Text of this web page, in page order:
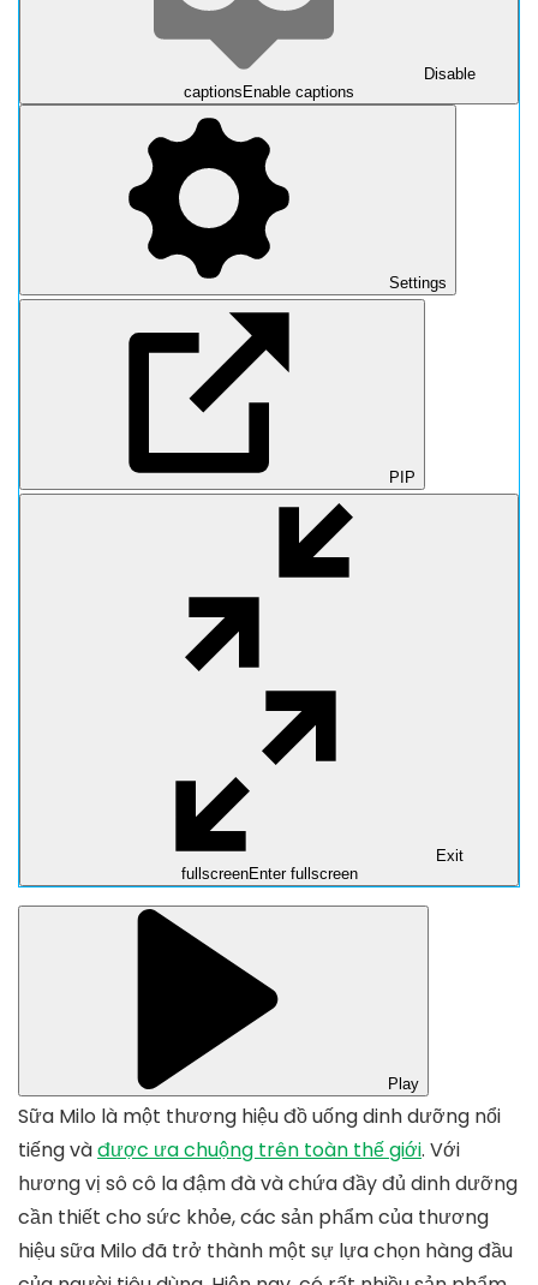
Disable
captions Enable captions
Settings
PIP
Exit
fullscreenEnter fullscreen
Play
Sữa Milo là một thương hiệu đồ uống dinh dưỡng nổi
tiếng vàđược ưa chuộng trên toàn thế giới. Với
hương vị sô cô la đậm đà và chứa đầy đủ dinh dưỡng
cần thiết cho sức khỏe, các sản phẩm của thương
hiệu sữa Milo đã trở thành một sự lựa chọn hàng đầu